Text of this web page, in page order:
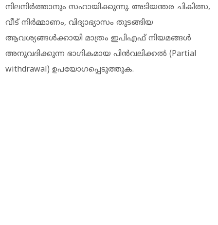
നിലനിര്‍ത്താനും സഹായിക്കുന്നു. അടിയന്തര ചികിത്സ,
വീട് നിര്‍മ്മാണം, വിദ്യാഭ്യാസം തുടങ്ങിയ
ആവശ്യങ്ങള്‍ക്കായി മാത്രം ഇപിഎഫ് നിയമങ്ങള്‍
അനുവദിക്കുന്ന ഭാഗികമായ പിന്‍വലിക്കല്‍ (Partial
withdrawal) ഉപയോഗപ്പെടുത്തുക.